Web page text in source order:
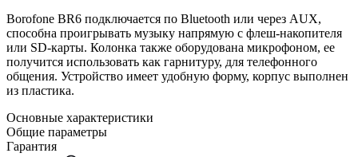
Borofone BR6 подключается по Bluetooth или через AUX,
способна проигрывать музыку напрямую с флеш-накопителя
или SD-карты. Колонка также оборудована микрофоном, ее
получится использовать как гарнитуру, для телефонного
общения. Устройство имеет удобную форму, корпус выполнен
из пластика.
Основные характеристики
Общие параметры
Гарантия